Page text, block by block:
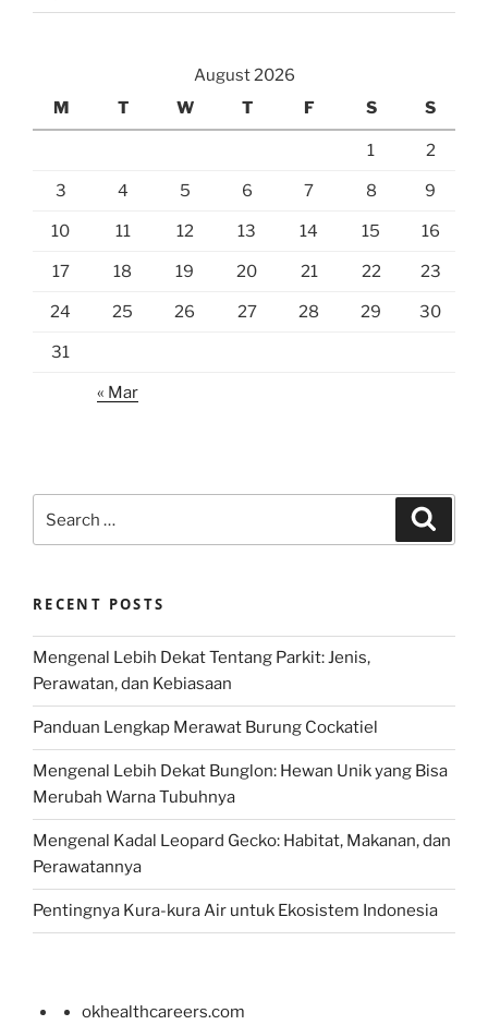
August 2026
M
T W T F S S
1 2
3 4 5 6 7 8 9
10 11 12 13 14 15 16
17 18 19 20 21 22 23
24 25 26 27 28 29 30
31
« Mar
for:
RECENT POSTS
Mengenal Lebih Dekat Tentang Parkit: Jenis,
Perawatan, dan Kebiasaan
Panduan Lengkap Merawat Burung Cockatiel
Mengenal Lebih Dekat Bunglon: Hewan Unik yang Bisa
Merubah Warna Tubuhnya
Mengenal Kadal Leopard Gecko: Habitat, Makanan, dan
Perawatannya
Pentingnya Kura-kura Air untuk Ekosistem Indonesia
okhealthcareers.com